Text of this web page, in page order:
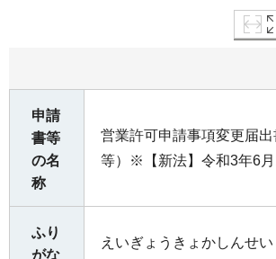
申請
書等
の名
称
営業許可申請事項変更届
等）※【新法】令和3年6
ふり
がな
えいぎょうきょかしんせ